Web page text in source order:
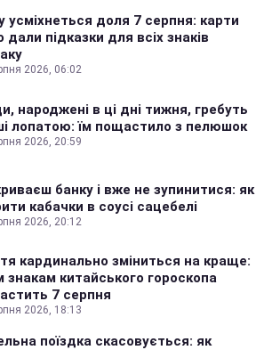
усміхнеться доля 7 серпня: карти
дали підказки для всіх знаків
2026, 06:02
народжені в ці дні тижня, гребуть
лопатою: їм пощастило з пелюшок
2026, 20:59
банку і вже не зупинитися: як
кабачки в соусі сацебелі
2026, 20:12
кардинально зміниться на краще:
знакам китайського гороскопа
7 серпня
2026, 18:13
поїздка скасовується: як